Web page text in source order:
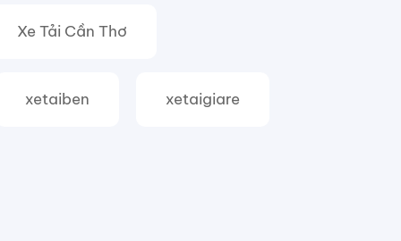
Xe Tải Cần Thơ
xetaiben xetaigiare